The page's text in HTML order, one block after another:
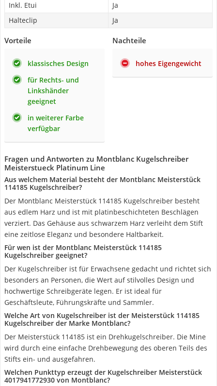
Inkl. Etui
Ja
Halteclip
Ja
Vorteile
klassisches Design
für Rechts- und
Linkshänder
geeignet
in weiterer Farbe
verfügbar
Nachteile
hohes Eigengewicht
Fragen und Antworten zu Montblanc Kugelschreiber
Meisterstueck Platinum Line
Aus welchem Material besteht der Montblanc Meisterstück
114185 Kugelschreiber?
Der Montblanc Meisterstück 114185 Kugelschreiber besteht
aus edlem Harz und ist mit platinbeschichteten Beschlägen
verziert. Das Gehäuse aus schwarzem Harz verleiht dem Stift
eine zeitlose Eleganz und besondere Haltbarkeit.
Für wen ist der Montblanc Meisterstück 114185
Kugelschreiber geeignet?
Der Kugelschreiber ist für Erwachsene gedacht und richtet sich
besonders an Personen, die Wert auf stilvolles Design und
hochwertige Schreibgeräte legen. Er ist ideal für
Geschäftsleute, Führungskräfte und Sammler.
Welche Art von Kugelschreiber ist der Meisterstück 114185
Kugelschreiber der Marke Montblanc?
Der Meisterstück 114185 ist ein Drehkugelschreiber. Die Mine
wird durch eine einfache Drehbewegung des oberen Teils des
Stifts ein- und ausgefahren.
Welchen Punkttyp erzeugt der Kugelschreiber Meisterstück
‎4017941772930 von Montblanc?